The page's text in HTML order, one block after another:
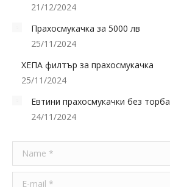
21/12/2024
Прахосмукачка за 5000 лв
25/11/2024
ХЕПА филтър за прахосмукачка
25/11/2024
Евтини прахосмукачки без торба
24/11/2024